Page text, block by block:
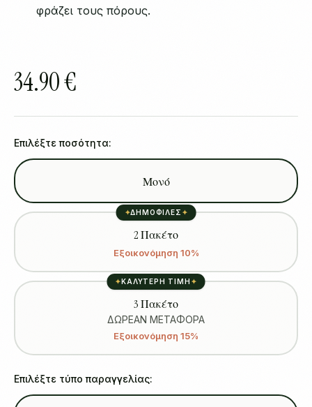
φράζει τους πόρους.
34.90 €
Επιλέξτε ποσότητα:
Μονό
✦ΔΗΜΟΦΙΛΕΣ ✦
2 Πακέτο
Εξοικονόμηση 10%
✦ΚΑΛΥΤΕΡΗ ΤΙΜΗ ✦
3 Πακέτο
ΔΩΡΕΑΝ ΜΕΤΑΦΟΡΑ
Εξοικονόμηση 15%
Επιλέξτε τύπο παραγγελίας: